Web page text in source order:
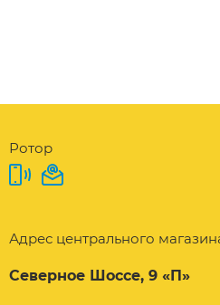
Ротор
Адрес центрального
Северное Шоссе, 9 «П»